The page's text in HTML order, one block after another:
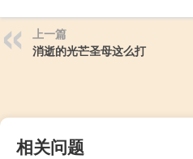
上一篇
消逝的光芒圣母这么打
相关问题